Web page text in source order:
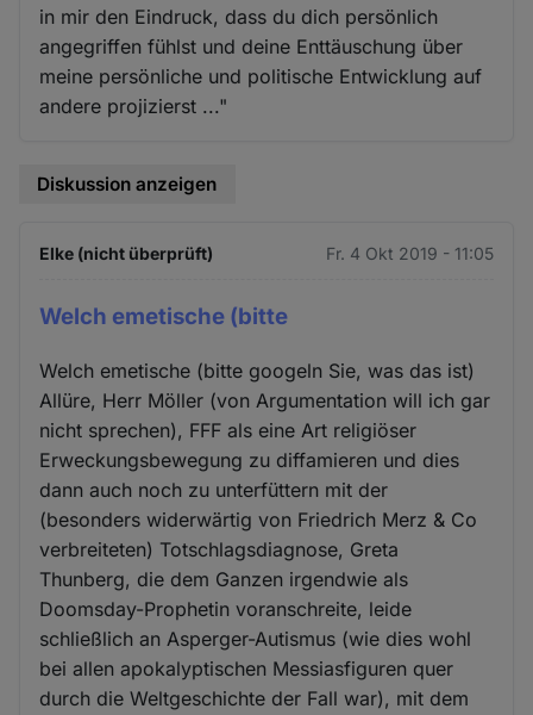
in mir den Eindruck, dass du dich persönlich
angegriffen fühlst und deine Enttäuschung über
meine persönliche und politische Entwicklung auf
andere projizierst ..."
Diskussion anzeigen
Elke (nicht überprüft) Fr. 4 Okt 2019 - 11:05
Welch emetische (bitte
Welch emetische (bitte googeln Sie, was das ist)
Allüre, Herr Möller (von Argumentation will ich gar
nicht sprechen), FFF als eine Art religiöser
Erweckungsbewegung zu diffamieren und dies
dann auch noch zu unterfüttern mit der
(besonders widerwärtig von Friedrich Merz & Co
verbreiteten) Totschlagsdiagnose, Greta
Thunberg, die dem Ganzen irgendwie als
Doomsday-Prophetin voranschreite, leide
schließlich an Asperger-Autismus (wie dies wohl
bei allen apokalyptischen Messiasfiguren quer
durch die Weltgeschichte der Fall war), mit dem